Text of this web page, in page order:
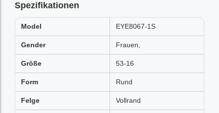
Spezifikationen
Model EYE8067-1S
Gender Frauen,
Größe 53-16
Form Rund
Felge Vollrand